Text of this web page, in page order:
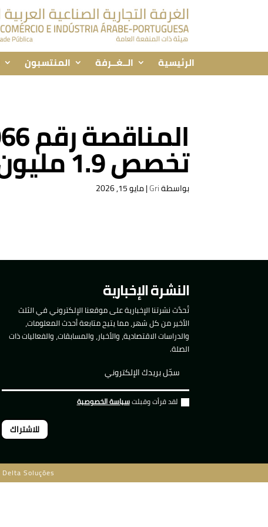
الرئيسية الــغــرفة المنتسبون
تخصص 1.9 مليون يورو لاقتناء خدمات التأمين
بواسطةGri
|مايو 15, 2026
النشرة الإخبارية
تُحدَّث نشرتنا الإخبارية على موقعنا الإلكتروني في الثلث
الأخير من كل شهر، مما يتيح متابعة أحدث المعلومات،
والدراسات الاقتصادية، والأخبار، والمسابقات، والفعاليات ذات
الصلة.
لقد قرأت وقبلتسياسة الخصوصية
للاشتراك
Delta Soluções